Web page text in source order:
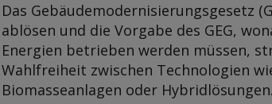
Das Gebäudemodernisierungsgesetz
ablösen und die Vorgabe des GEG,
Energien betrieben werden müssen,
Wahlfreiheit zwischen Technologien
Biomasseanlagen oder Hybridlösungen.